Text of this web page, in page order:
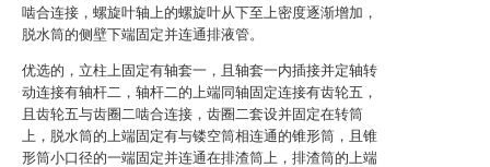
啮合连接，螺旋叶轴上的螺旋叶从下至上密度逐渐增加，
脱水筒的侧壁下端固定并连通排液管。
优选的，立柱上固定有轴套一，且轴套一内插接并定轴转
动连接有轴杆二，轴杆二的上端同轴固定连接有齿轮五，
且齿轮五与齿圈二啮合连接，齿圈二套设并固定在转筒
上，脱水筒的上端固定有与镂空筒相连通的锥形筒，且锥
形筒小口径的一端固定并连通在排渣筒上，排渣筒的上端